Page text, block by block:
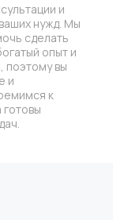
и
нужд. Мы
сделать
опыт и
поэтому вы
и
к
готовы